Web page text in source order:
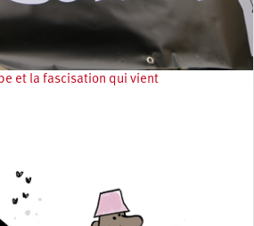
et la fascisation qui vient